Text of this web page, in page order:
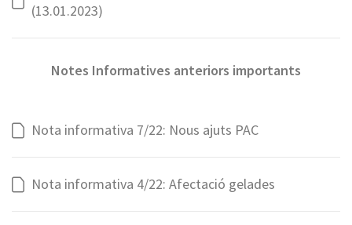
(13.01.2023)
Notes Informatives anteriors importants
Nota informativa 7/22: Nous ajuts PAC
Nota informativa 4/22: Afectació gelades